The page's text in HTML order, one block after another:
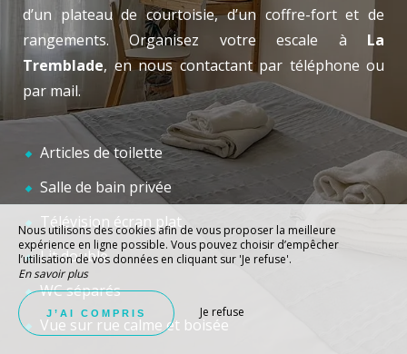
d’un plateau de courtoisie, d’un coffre-fort et de
rangements. Organisez votre escale à La
Tremblade, en nous contactant par téléphone ou
par mail.
Articles de toilette
Salle de bain privée
Télévision écran plat
Lit double
WC séparés
Vue sur rue calme et boisée
Nous utilisons des cookies afin de vous proposer la meilleure
expérience en ligne possible. Vous pouvez choisir d’empêcher
l’utilisation de vos données en cliquant sur 'Je refuse'.
En savoir plus
J’AI COMPRIS Je refuse